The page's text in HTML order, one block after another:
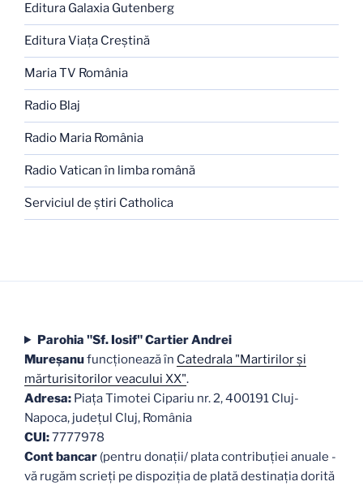
Editura Galaxia Gutenberg
Editura Viaţa Creştină
Maria TV România
Radio Blaj
Radio Maria România
Radio Vatican în limba română
Serviciul de ştiri Catholica
Parohia "Sf. Iosif" Cartier Andrei
Mureşanufuncţionează în Catedrala "Martirilor şi
mărturisitorilor veacului XX".
Adresa: Piaţa Timotei Cipariu nr. 2, 400191 Cluj-
Napoca, judeţul Cluj, România
CUI:7777978
Cont bancar (pentru donații/ plata contribuției anuale -
vă rugăm scrieți pe dispoziția de plată destinația dorită